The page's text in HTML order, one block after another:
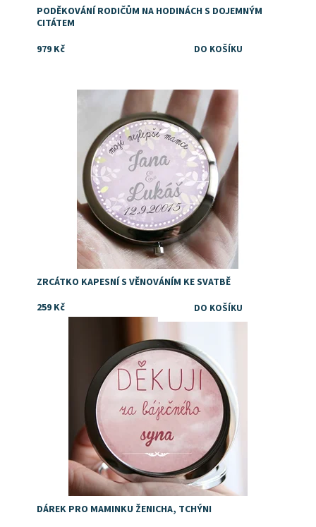
PODĚKOVÁNÍ RODIČŮM NA HODINÁCH S DOJEMNÝM
CITÁTEM
979 Kč
Dostupnost: Skladem
ZRCÁTKO KAPESNÍ S VĚNOVÁNÍM KE SVATBĚ
259 Kč
Dostupnost:
Skladem
DÁREK PRO MAMINKU ŽENICHA, TCHÝNI